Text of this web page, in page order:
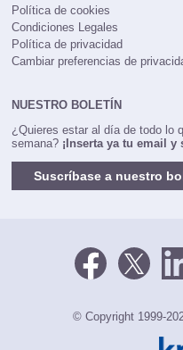
Política de cookies
Condiciones Legales
Política de privacidad
Cambiar preferencias de
NUESTRO BOLETÍN
¿Quieres estar al día de todo lo
semana? ¡Inserta ya tu email
Suscríbase a nuestro
© Copyright 1999-